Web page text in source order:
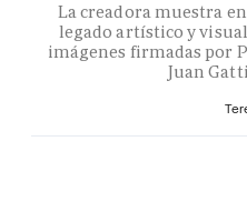
La creadora muestra
legado artístico y
imágenes firmadas por
Juan